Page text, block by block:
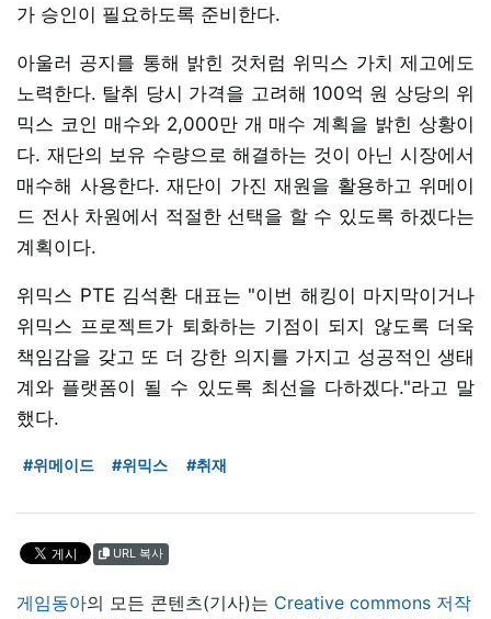
가 승인이 필요하도록 준비한다.
아울러 공지를 통해 밝힌 것처럼 위믹스 가치 제고에도
노력한다. 탈취 당시 가격을 고려해 100억 원 상당의 위
믹스 코인 매수와 2,000만 개 매수 계획을 밝힌 상황이
다. 재단의 보유 수량으로 해결하는 것이 아닌 시장에서
매수해 사용한다. 재단이 가진 재원을 활용하고 위메이
드 전사 차원에서 적절한 선택을 할 수 있도록 하겠다는
계획이다.
위믹스 PTE 김석환 대표는 "이번 해킹이 마지막이거나
위믹스 프로젝트가 퇴화하는 기점이 되지 않도록 더욱
책임감을 갖고 또 더 강한 의지를 가지고 성공적인 생태
계와 플랫폼이 될 수 있도록 최선을 다하겠다."라고 말
했다.
#위메이드 #위믹스 #취재
URL 복사
게임동아의 모든 콘텐츠(기사)는 Creative commons 저작